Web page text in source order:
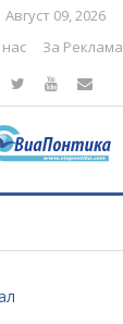
Август 09, 2026
За Реклама